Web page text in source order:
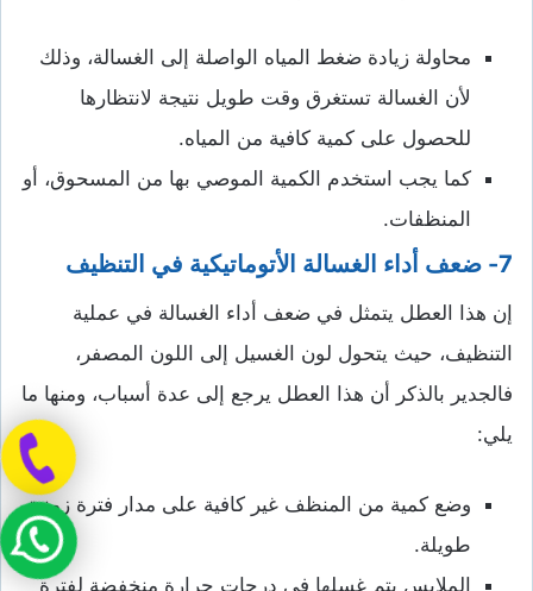
محاولة زيادة ضغط المياه الواصلة إلى الغسالة، وذلك
لأن الغسالة تستغرق وقت طويل نتيجة لانتظارها
للحصول على كمية كافية من المياه.
كما يجب استخدم الكمية الموصي بها من المسحوق، أو
المنظفات.
7- ضعف أداء الغسالة الأتوماتيكية في التنظيف
إن هذا العطل يتمثل في ضعف أداء الغسالة في عملية
التنظيف، حيث يتحول لون الغسيل إلى اللون المصفر،
فالجدير بالذكر أن هذا العطل يرجع إلى عدة أسباب، ومنها ما
يلي:
وضع كمية من المنظف غير كافية على مدار فترة زمنية
طويلة.
الملابس يتم غسلها في درجات حرارة منخفضة لفترة